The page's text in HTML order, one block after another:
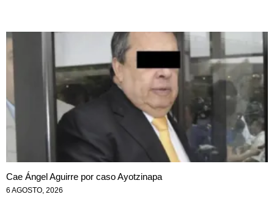
Cae Ángel Aguirre por caso Ayotzinapa
6 AGOSTO, 2026